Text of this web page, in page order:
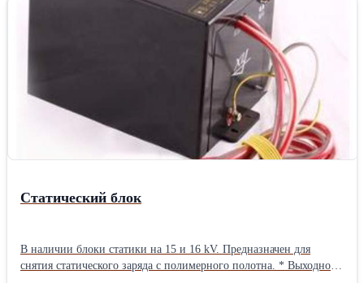
Статический блок
В наличии блоки статики на 15 и 16 kV. Предназначен для
снятия статического заряда с полимерного полотна. * Выходное